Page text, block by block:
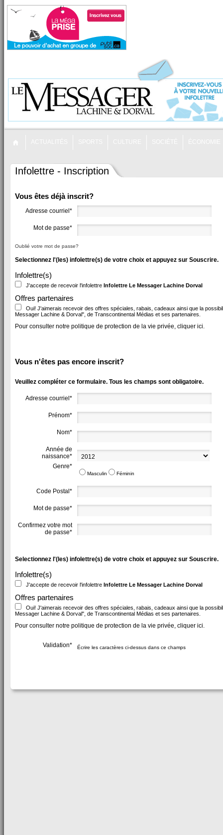
Infolettre - Inscription
Vous êtes déjà inscrit?
Adresse courriel*
Mot de passe*
Oublié votre mot de passe?
Selectionnez l'(les) infolettre(s) de votre choix et appuyez sur Souscrire.
Infolettre(s)
J'accepte de recevoir l'infolettre Infolettre Le Messager Lachine Dorval
Offres partenaires
Oui! J'aimerais recevoir des offres spéciales, rabais, cadeaux ainsi que la
Messager Lachine & Dorval", de Transcontinental Médias et ses partenaires.
Pour consulter notre politique de protection de la vie privée, cliquer ici.
Vous n'êtes pas encore inscrit?
Veuillez compléter ce formulaire. Tous les champs sont obligatoire.
Adresse courriel*
Prénom*
Nom*
Année de
naissance*
Genre*
Masculin Féminin
Code Postal*
Mot de passe*
Confirmez votre mot
de passe*
Selectionnez l'(les) infolettre(s) de votre choix et appuyez sur Souscrire.
Infolettre(s)
J'accepte de recevoir l'infolettre Infolettre Le Messager Lachine Dorval
Offres partenaires
Oui! J'aimerais recevoir des offres spéciales, rabais, cadeaux ainsi que la
Messager Lachine & Dorval", de Transcontinental Médias et ses partenaires.
Pour consulter notre politique de protection de la vie privée, cliquer ici.
Validation* Écrire les caractères ci-dessus dans ce champs